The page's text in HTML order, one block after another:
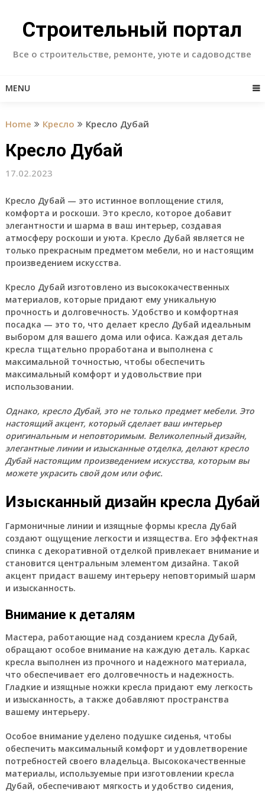
contentСтроительный портал
Все о строительстве, ремонте, уюте и садоводстве
MENU
Home Кресло Кресло Дубай
Кресло Дубай
17.02.2023
Кресло Дубай — это истинное воплощение стиля,
комфорта и роскоши. Это кресло, которое добавит
элегантности и шарма в ваш интерьер, создавая
атмосферу роскоши и уюта. Кресло Дубай является не
только прекрасным предметом мебели, но и настоящим
произведением искусства.
Кресло Дубай изготовлено из высококачественных
материалов, которые придают ему уникальную
прочность и долговечность. Удобство и комфортная
посадка — это то, что делает кресло Дубай идеальным
выбором для вашего дома или офиса. Каждая деталь
кресла тщательно проработана и выполнена с
максимальной точностью, чтобы обеспечить
максимальный комфорт и удовольствие при
использовании.
Однако, кресло Дубай, это не только предмет мебели. Это
настоящий акцент, который сделает ваш интерьер
оригинальным и неповторимым. Великолепный дизайн,
элегантные линии и изысканные отделка, делают кресло
Дубай настоящим произведением искусства, которым вы
можете украсить свой дом или офис.
Изысканный дизайн кресла Дубай
Гармоничные линии и изящные формы кресла Дубай
создают ощущение легкости и изящества. Его эффектная
спинка с декоративной отделкой привлекает внимание и
становится центральным элементом дизайна. Такой
акцент придаст вашему интерьеру неповторимый шарм
и изысканность.
Внимание к деталям
Мастера, работающие над созданием кресла Дубай,
обращают особое внимание на каждую деталь. Каркас
кресла выполнен из прочного и надежного материала,
что обеспечивает его долговечность и надежность.
Гладкие и изящные ножки кресла придают ему легкость
и изысканность, а также добавляют пространства
вашему интерьеру.
Особое внимание уделено подушке сиденья, чтобы
обеспечить максимальный комфорт и удовлетворение
потребностей своего владельца. Высококачественные
материалы, используемые при изготовлении кресла
Дубай, обеспечивают мягкость и удобство сидения,